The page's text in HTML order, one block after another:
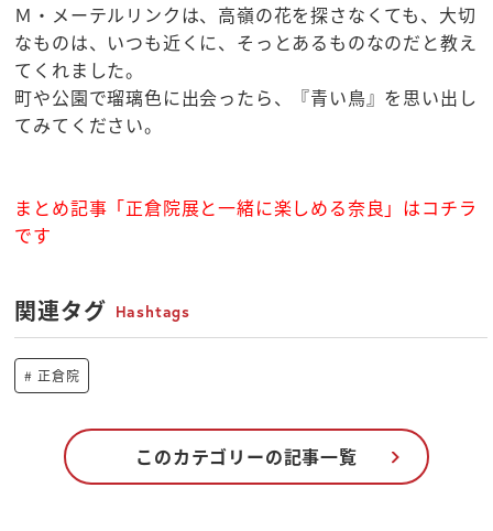
Ｍ・メーテルリンクは、高嶺の花を探さなくても、大切
なものは、いつも近くに、そっとあるものなのだと教え
てくれました。
町や公園で瑠璃色に出会ったら、『青い鳥』を思い出し
てみてください。
まとめ記事「正倉院展と一緒に楽しめる奈良」はコチラ
です
関連タグ Hashtags
正倉院
このカテゴリーの記事一覧